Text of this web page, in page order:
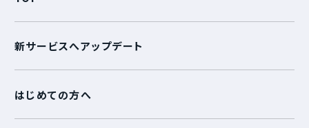
新サービスへアップデート
はじめての方へ